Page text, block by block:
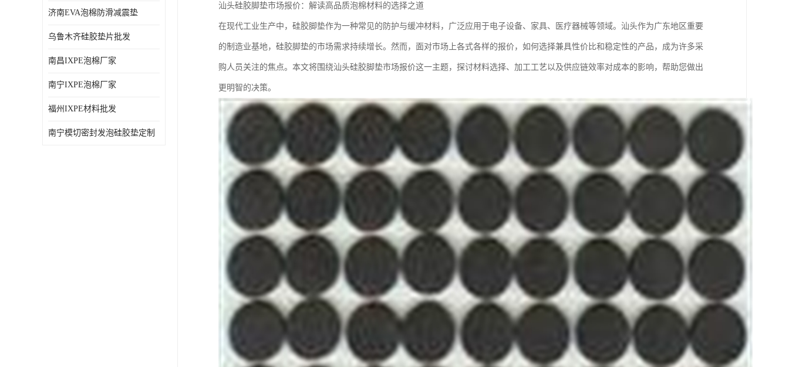
济南EVA泡棉防滑减震垫
乌鲁木齐硅胶垫片批发
南昌IXPE泡棉厂家
南宁IXPE泡棉厂家
福州IXPE材料批发
南宁模切密封发泡硅胶垫定制
汕头硅胶脚垫市场报价：解读高品质泡棉材料的选择之道
在现代工业生产中，硅胶脚垫作为一种常见的防护与缓冲材料，广泛应用于电子设备、家具、医疗器械等领域。汕头作为广东地区重要
的制造业基地，硅胶脚垫的市场需求持续增长。然而，面对市场上各式各样的报价，如何选择兼具性价比和稳定性的产品，成为许多采
购人员关注的焦点。本文将围绕汕头硅胶脚垫市场报价这一主题，探讨材料选择、加工工艺以及供应链效率对成本的影响，帮助您做出
更明智的决策。